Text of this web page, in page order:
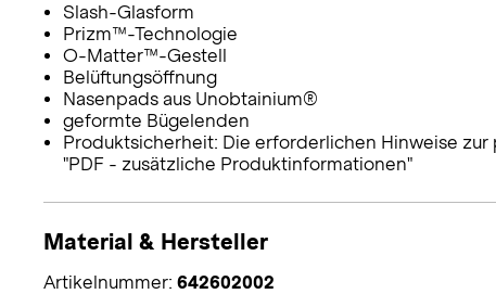
Slash-Glasform
Prizm™-Technologie
O-Matter™-Gestell
Belüftungsöffnung
Nasenpads aus Unobtainium®
geformte Bügelenden
Produktsicherheit: Die erforderlichen Hinweise
"PDF - zusätzliche Produktinformationen"
Material & Hersteller
Artikelnummer: 642602002